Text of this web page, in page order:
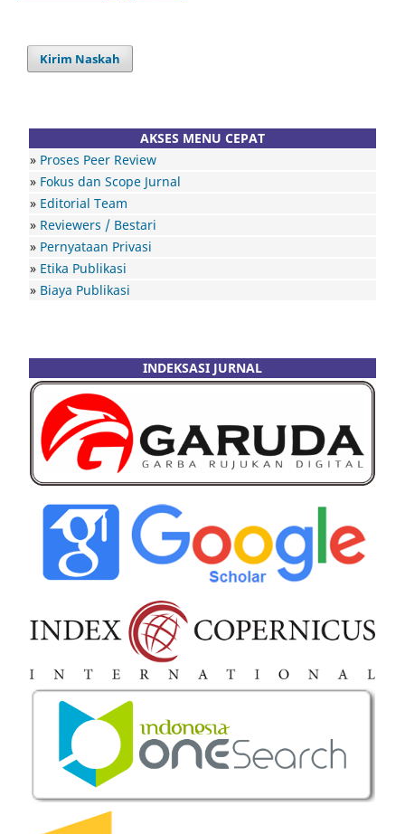
Kirim Naskah
AKSES MENU CEPAT
» Proses Peer Review
» Fokus dan Scope Jurnal
» Editorial Team
» Reviewers / Bestari
» Pernyataan Privasi
» Etika Publikasi
» Biaya Publikasi
INDEKSASI JURNAL